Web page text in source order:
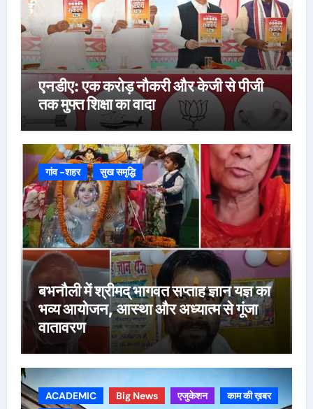
एनडीए: एक करोड़ नौकरी और केजी से पीजी
तक मुफ्त शिक्षा का वादा
गांव -शहर सुख समृद्धि
बभनौली में श्रीमद् भागवत सप्ताह ज्ञान यज्ञ का
भव्य आयोजन, आस्था और अध्यात्म से गूंजा
वातावरण
ACADEMIC Big News एजुकेशन
काम की ख़बर